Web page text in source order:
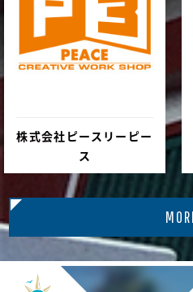
株式会社ピースリーピー
ス